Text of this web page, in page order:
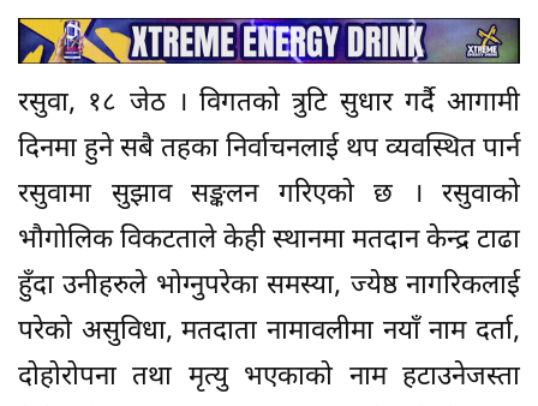
रसुवा, १८ जेठ । विगतको त्रुटि सुधार गर्दै आगामी
दिनमा हुने सबै तहका निर्वाचनलाई थप व्यवस्थित पार्न
रसुवामा सुझाव सङ्कलन गरिएको छ । रसुवाको
भौगोलिक विकटताले केही स्थानमा मतदान केन्द्र टाढा
हुँदा उनीहरुले भोग्नुपरेका समस्या, ज्येष्ठ नागरिकलाई
परेको असुविधा, मतदाता नामावलीमा नयाँ नाम दर्ता,
दोहोरोपना तथा मृत्यु भएकाको नाम हटाउनेजस्ता